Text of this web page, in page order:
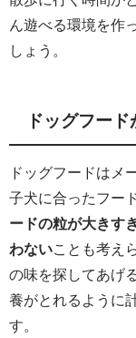
ん遊べる環境を作
しょう。
ドッグフー
ドッグフードはメ
子犬に合ったフー
ードの粒が大きす
わないことも考え
の味を探してあげ
養がとれるように
す。